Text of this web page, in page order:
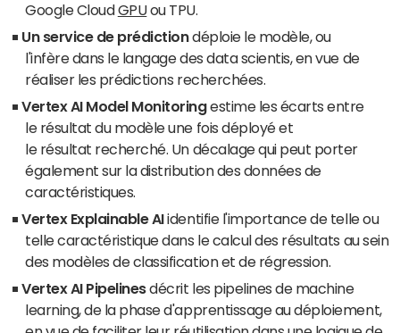
Google Cloud GPUou TPU.
Un service de prédictiondéploie le modèle, ou
l'infère dans le langage des data scientis, en vue de
réaliser les prédictions recherchées.
Vertex AI Model Monitoringestime les écarts entre
le résultat du modèle une fois déployé et
le résultat recherché. Un décalage qui peut porter
également sur la distribution des données de
caractéristiques.
Vertex Explainable AIidentifie l'importance de telle ou
telle caractéristique dans le calcul des résultats au sein
des modèles de classification et de régression.
Vertex AI Pipelinesdécrit les pipelines de machine
learning, de la phase d'apprentissage au déploiement,